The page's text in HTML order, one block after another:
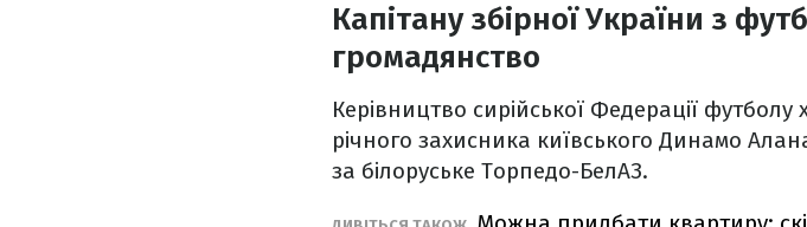
Капітану збірної України з
громадянство
Керівництво сирійської Федерації футболу
річного захисника київського Динамо
за білоруське Торпедо-БелАЗ.